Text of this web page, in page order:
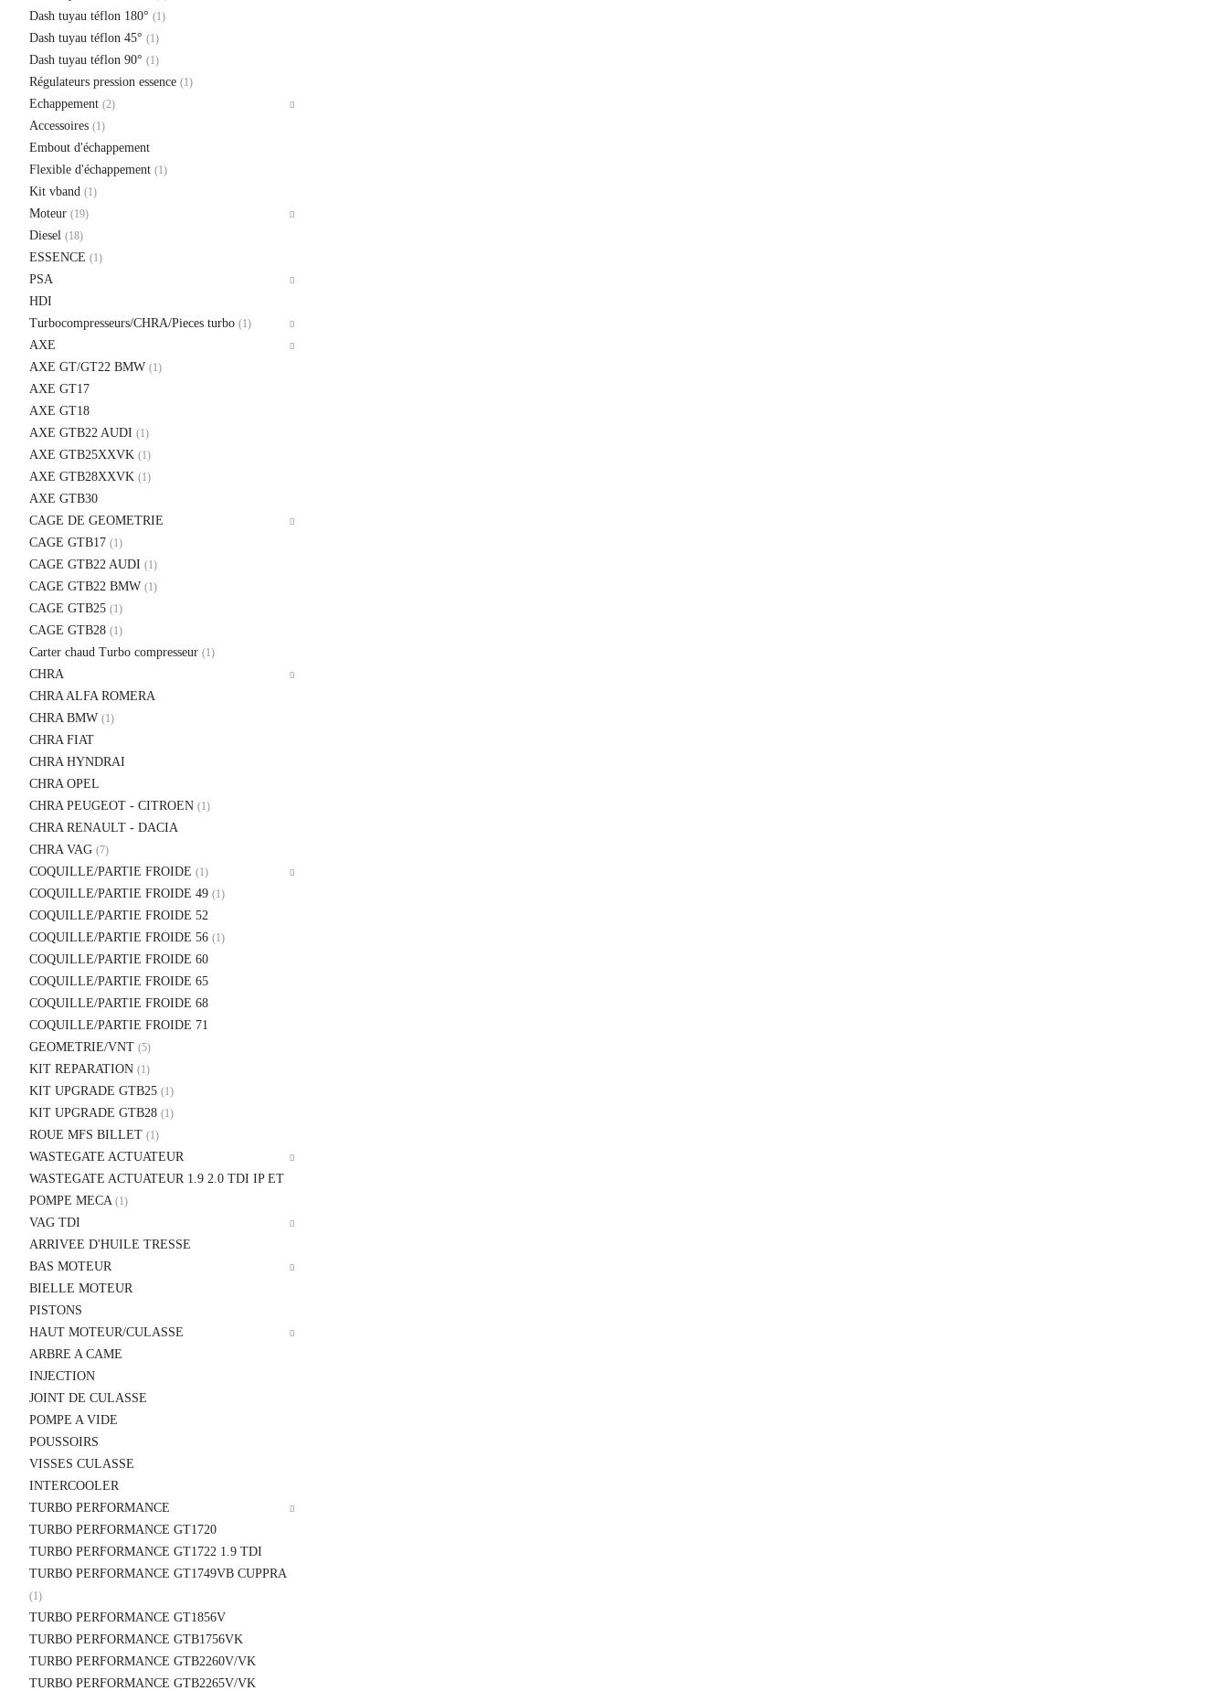
Dash tuyau téflon 180° (1)
Dash tuyau téflon 45° (1)
Dash tuyau téflon 90° (1)
Régulateurs pression essence (1)
Echappement (2)
Accessoires (1)
Embout d'échappement
Flexible d'échappement (1)
Kit vband (1)
Moteur (19)
Diesel (18)
ESSENCE (1)
PSA
HDI
Turbocompresseurs/CHRA/Pieces turbo (1)
AXE
AXE GT/GT22 BMW (1)
AXE GT17
AXE GT18
AXE GTB22 AUDI (1)
AXE GTB25XXVK (1)
AXE GTB28XXVK (1)
AXE GTB30
CAGE DE GEOMETRIE
CAGE GTB17 (1)
CAGE GTB22 AUDI (1)
CAGE GTB22 BMW (1)
CAGE GTB25 (1)
CAGE GTB28 (1)
Carter chaud Turbo compresseur (1)
CHRA
CHRA ALFA ROMERA
CHRA BMW (1)
CHRA FIAT
CHRA HYNDRAI
CHRA OPEL
CHRA PEUGEOT - CITROEN (1)
CHRA RENAULT - DACIA
CHRA VAG (7)
COQUILLE/PARTIE FROIDE (1)
COQUILLE/PARTIE FROIDE 49 (1)
COQUILLE/PARTIE FROIDE 52
COQUILLE/PARTIE FROIDE 56 (1)
COQUILLE/PARTIE FROIDE 60
COQUILLE/PARTIE FROIDE 65
COQUILLE/PARTIE FROIDE 68
COQUILLE/PARTIE FROIDE 71
GEOMETRIE/VNT (5)
KIT REPARATION (1)
KIT UPGRADE GTB25 (1)
KIT UPGRADE GTB28 (1)
ROUE MFS BILLET (1)
WASTEGATE ACTUATEUR
WASTEGATE ACTUATEUR 1.9 2.0 TDI IP ET
POMPE MECA (1)
VAG TDI
ARRIVEE D'HUILE TRESSE
BAS MOTEUR
BIELLE MOTEUR
PISTONS
HAUT MOTEUR/CULASSE
ARBRE A CAME
INJECTION
JOINT DE CULASSE
POMPE A VIDE
POUSSOIRS
VISSES CULASSE
INTERCOOLER
TURBO PERFORMANCE
TURBO PERFORMANCE GT1720
TURBO PERFORMANCE GT1722 1.9 TDI
TURBO PERFORMANCE GT1749VB CUPPRA
(1)
TURBO PERFORMANCE GT1856V
TURBO PERFORMANCE GTB1756VK
TURBO PERFORMANCE GTB2260V/VK
TURBO PERFORMANCE GTB2265V/VK